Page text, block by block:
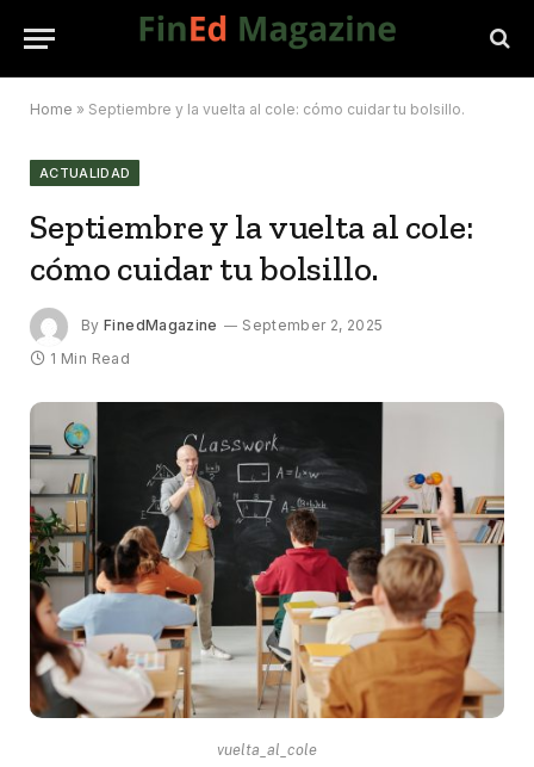
Home » Septiembre y la vuelta al cole: cómo cuidar tu bolsillo.
ACTUALIDAD
Septiembre y la vuelta al cole:
cómo cuidar tu bolsillo.
By FinedMagazine
September 2, 2025
1 Min Read
vuelta_al_cole